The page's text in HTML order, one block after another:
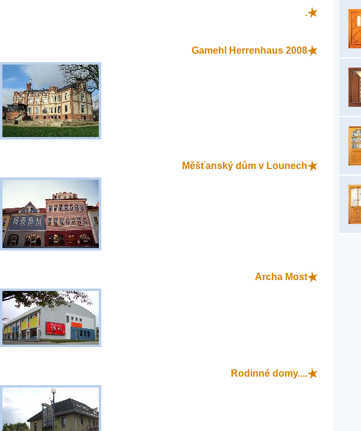
.
Gamehl Herrenhaus 2008
Měšťanský dům v Lounech
Archa Most
Rodinné domy....